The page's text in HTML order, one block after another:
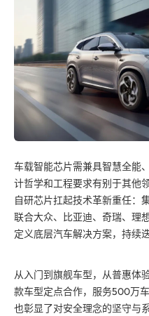
车载智能芯片需兼具智慧全能
计哲学和工程要求有别于其他
自研芯片扛起技术革新重任：
联合大众、比亚迪、奇瑞、理
定义底层汽车解决方案，持续
从入门到旗舰车型，从普惠体
款车型定点合作，服务500万
也彰显了对安全理念的坚守与